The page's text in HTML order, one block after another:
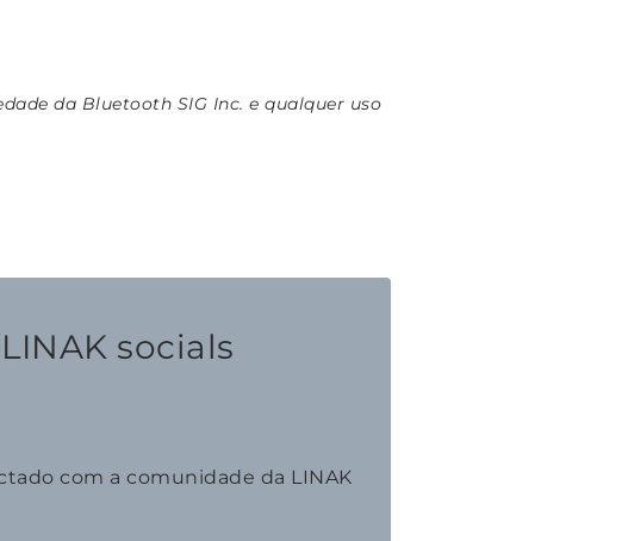
da Bluetooth SIG Inc. e qualquer uso
LINAK socials
com a comunidade da LINAK